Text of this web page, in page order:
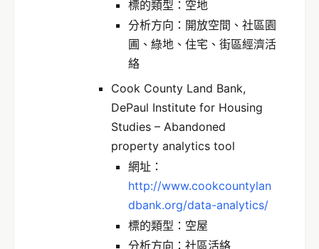
標的類型：空地
分析方向：開放空間、社區園
圃、綠地、住宅、街區經濟活
絡
Cook County Land Bank,
DePaul Institute for Housing
Studies – Abandoned
property analytics tool
網址：
http://www.cookcountylan
dbank.org/data-analytics/
標的類型：空屋
分析方向：社區活絡